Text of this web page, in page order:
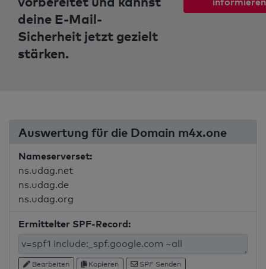
deine E-Mail-
Sicherheit jetzt gezielt
stärken.
Auswertung für die Domain m4x.one
Nameserverset:
ns.udag.net
ns.udag.de
ns.udag.org
Ermittelter SPF-Record:
Bearbeiten Kopieren SPF Senden